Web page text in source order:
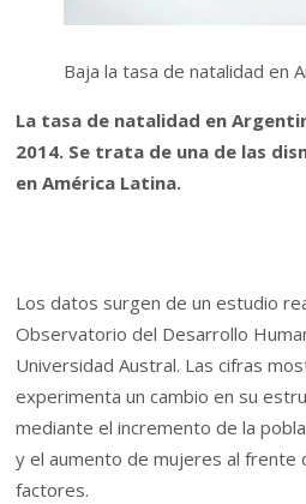
Baja la tasa de natalidad en
La tasa de natalidad en
2014. Se trata de una de las
en América Latina.
Los datos surgen de un estudio
Observatorio del Desarrollo
Universidad Austral. Las cifras
experimenta un cambio en su
mediante el incremento de la
y el aumento de mujeres al
factores.